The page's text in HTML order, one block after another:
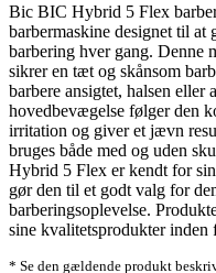
Bic BIC Hybrid 5 Flex
barbermaskine designet til
barbering hver gang. Denne
sikrer en tæt og skånsom
barbere ansigtet, halsen eller
hovedbevægelse følger den
irritation og giver et jævn
bruges både med og uden
Hybrid 5 Flex er kendt for
gør den til et godt valg for
barberingsoplevelse.
sine kvalitetsprodukter inden
* Se den gældende produkt